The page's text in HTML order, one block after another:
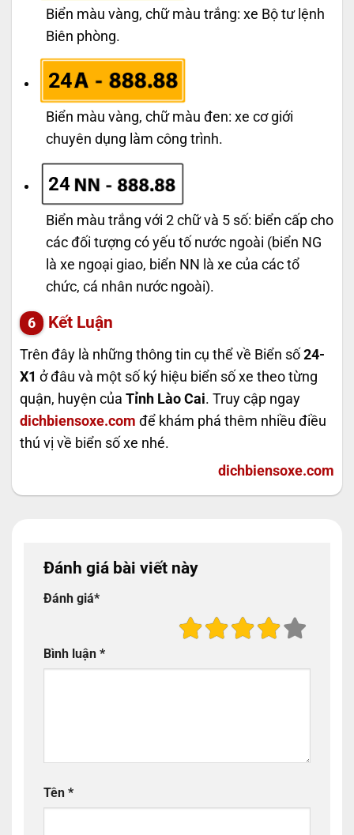
Biển màu vàng, chữ màu trắng: xe Bộ tư lệnh
Biên phòng.
24
Biển màu vàng, chữ màu đen: xe cơ giới
chuyên dụng làm công trình.
24
Biển màu trắng với 2 chữ và 5 số: biển cấp cho
các đối tượng có yếu tố nước ngoài (biển NG
là xe ngoại giao, biển NN là xe của các tổ
chức, cá nhân nước ngoài).
Kết Luận
Trên đây là những thông tin cụ thể về Biển số 24-
X1 ở đâu và một số ký hiệu biển số xe theo từng
quận, huyện của Tỉnh Lào Cai. Truy cập ngay
dichbiensoxe.com để khám phá thêm nhiều điều
thú vị về biển số xe nhé.
dichbiensoxe.com
Đánh giá bài viết này
Đánh giá*
Bình luận *
Tên *